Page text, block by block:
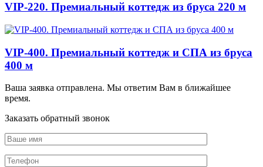
VIP-220. Премиальный коттедж из бруса 220 м
VIP-400. Премиальный коттедж и СПА из бруса
400 м
Ваша заявка отправлена. Мы ответим Вам в ближайшее
время.
Заказать обратный звонок